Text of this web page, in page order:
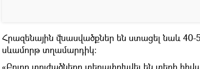
Հրազենային վնասվածքներ են ստացել նաև
սևամորթ տղամարդիկ:
«Բոլոր տուժածները տեղափոխվել են տեղի